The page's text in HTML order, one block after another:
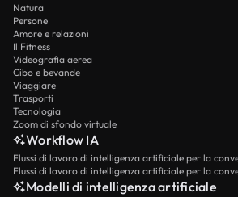
Natura
Persone
Amore e relazioni
Il Fitness
Videografia aerea
Cibo e bevande
Viaggiare
Trasporti
Tecnologia
Zoom di sfondo virtuale
Workflow IA
Flussi di lavoro di intelligenza artificiale per la
Modelli di intelligenza artificiale